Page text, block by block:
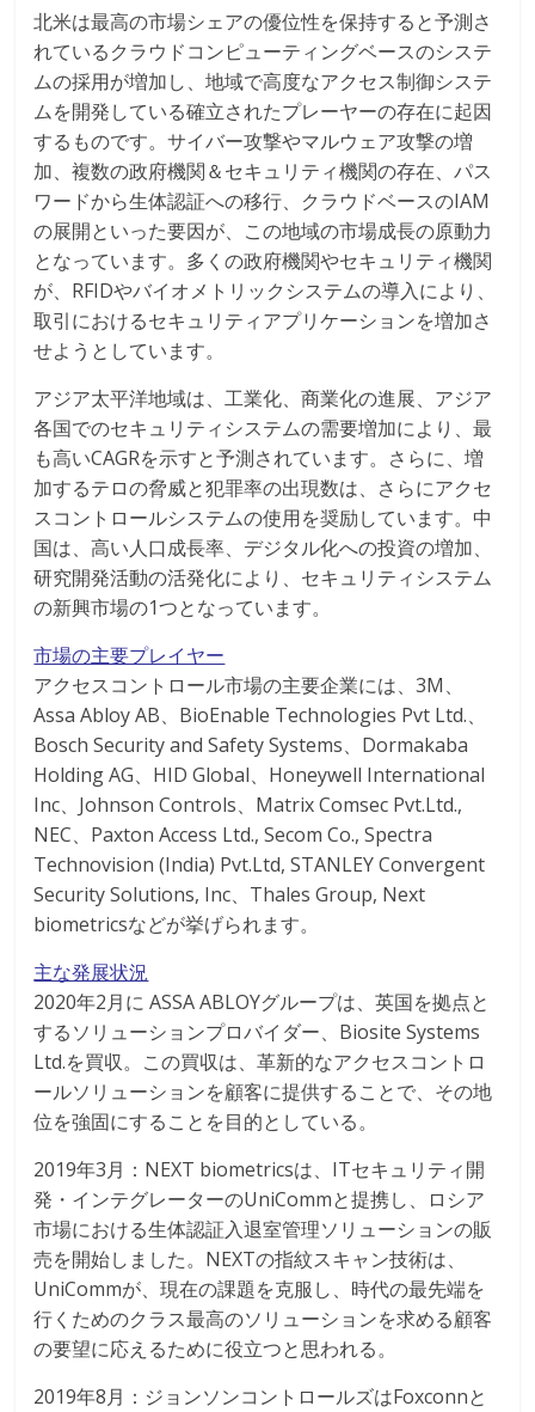
北米は最高の市場シェアの優位性を保持すると予測さ
れているクラウドコンピューティングベースのシステ
ムの採用が増加し、地域で高度なアクセス制御システ
ムを開発している確立されたプレーヤーの存在に起因
するものです。サイバー攻撃やマルウェア攻撃の増
加、複数の政府機関＆セキュリティ機関の存在、パス
ワードから生体認証への移行、クラウドベースのIAM
の展開といった要因が、この地域の市場成長の原動力
となっています。多くの政府機関やセキュリティ機関
が、RFIDやバイオメトリックシステムの導入により、
取引におけるセキュリティアプリケーションを増加さ
せようとしています。
アジア太平洋地域は、工業化、商業化の進展、アジア
各国でのセキュリティシステムの需要増加により、最
も高いCAGRを示すと予測されています。さらに、増
加するテロの脅威と犯罪率の出現数は、さらにアクセ
スコントロールシステムの使用を奨励しています。中
国は、高い人口成長率、デジタル化への投資の増加、
研究開発活動の活発化により、セキュリティシステム
の新興市場の1つとなっています。
市場の主要プレイヤー
アクセスコントロール市場の主要企業には、3M、
Assa Abloy AB、BioEnable Technologies Pvt Ltd.、
Bosch Security and Safety Systems、Dormakaba
Holding AG、HID Global、Honeywell International
Inc、Johnson Controls、Matrix Comsec Pvt.Ltd.,
NEC、Paxton Access Ltd., Secom Co., Spectra
Technovision (India) Pvt.Ltd, STANLEY Convergent
Security Solutions, Inc、Thales Group, Next
biometricsなどが挙げられます。
主な発展状況
2020年2月に ASSA ABLOYグループは、英国を拠点と
するソリューションプロバイダー、Biosite Systems
Ltd.を買収。この買収は、革新的なアクセスコントロ
ールソリューションを顧客に提供することで、その地
位を強固にすることを目的としている。
2019年3月：NEXT biometricsは、ITセキュリティ開
発・インテグレーターのUniCommと提携し、ロシア
市場における生体認証入退室管理ソリューションの販
売を開始しました。NEXTの指紋スキャン技術は、
UniCommが、現在の課題を克服し、時代の最先端を
行くためのクラス最高のソリューションを求める顧客
の要望に応えるために役立つと思われる。
2019年8月：ジョンソンコントロールズはFoxconnと